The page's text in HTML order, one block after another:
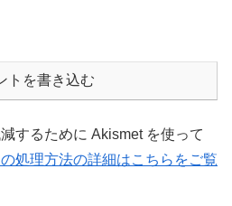
トを書き込む
するために Akismet を使って
処理方法の詳細はこちらをご覧